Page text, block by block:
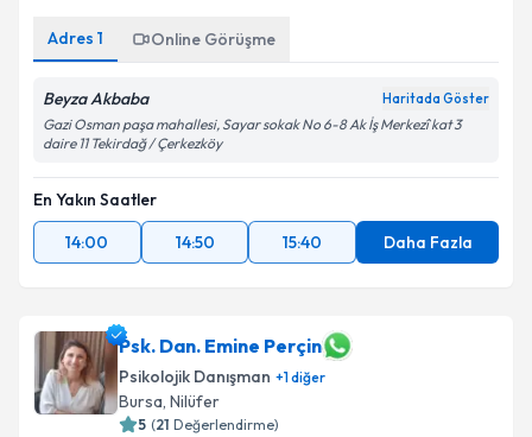
Adres 1 Online Görüşme
Beyza Akbaba Haritada Göster
Gazi Osman paşa mahallesi, Sayar sokak No 6-8 Ak İş Merkezî kat 3
daire 11 Tekirdağ / Çerkezköy
En Yakın Saatler
14:00
14:50 15:40 Daha Fazla
Psk. Dan. Emine Perçin
Psikolojik Danışman +1diğer
Bursa, Nilüfer
5 (21 Değerlendirme)